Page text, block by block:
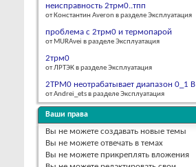
неисправность 2трм0..тпп
от Константин Averon в разделе Эксплуатация
проблема с 2трм0 и термопарой
от MURAvei в разделе Эксплуатация
2трм0
от ЛРТЭК в разделе Эксплуатация
2ТРМ0 неотрабатывает диапазон 0_1 В
от Andrei_ets в разделе Эксплуатация
Ваши права
Вы не можете создавать новые темы
Вы не можете отвечать в темах
Вы не можете прикреплять вложения